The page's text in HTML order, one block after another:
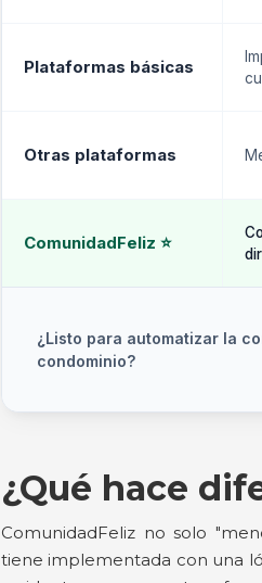
Plataformas básicas
Otras plataformas
ComunidadFeliz ⭐
¿Listo para automatizar la
condominio?
¿Qué hace
ComunidadFeliz no solo
tiene implementada con una